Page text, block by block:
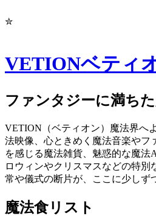
✮
VETIONベティ
ファンタジーに満ち
VETION（ベティオン）魔法界へ
法映像、心ときめく魔法音楽やフ
を感じる魔法雑貨、魅惑的な魔法
ロウィンやクリスマスなどの特別
常や儀式の断片が、ここに少しず
魔法食リスト